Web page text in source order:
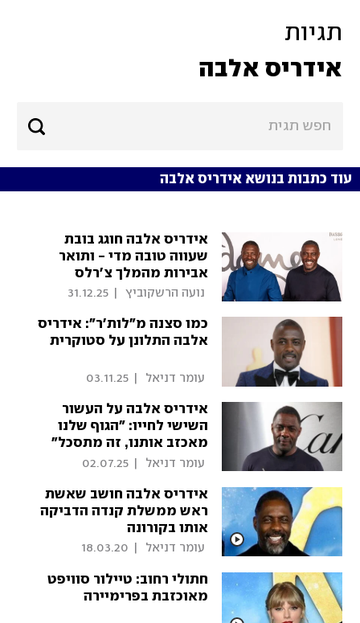
תגיות
אידריס אלבה
עוד כתבות בנושא אידריס אלבה
אידריס אלבה חוגג בובת
שעווה טובה מדי - ותואר
אבירות מהמלך צ'רלס
נועה הרשקוביץ 31.12.25
כמו סצנה מ"לות'ר": אידריס
אלבה התלונן על סטוקרית
עומר דניאל 03.11.25
אידריס אלבה על העשור
השישי לחייו: "הגוף שלנו
מאכזב אותנו, זה מתסכל"
עומר דניאל 02.07.25
אידריס אלבה חושב שאשת
ראש ממשלת קנדה הדביקה
אותו בקורונה
עומר דניאל 18.03.20
חתולי רחוב: טיילור סוויפט
מאוכזבת בפרימיירה